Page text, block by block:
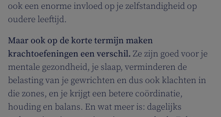
ook een enorme invloed op je zelfstandigheid op
oudere leeftijd.
Maar ook op de korte termijn maken
krachtoefeningen een verschil. Ze zijn goed voor je
mentale gezondheid, je slaap, verminderen de
belasting van je gewrichten en dus ook klachten in
die zones, en je krijgt een betere coördinatie,
houding en balans. En wat meer is: dagelijks